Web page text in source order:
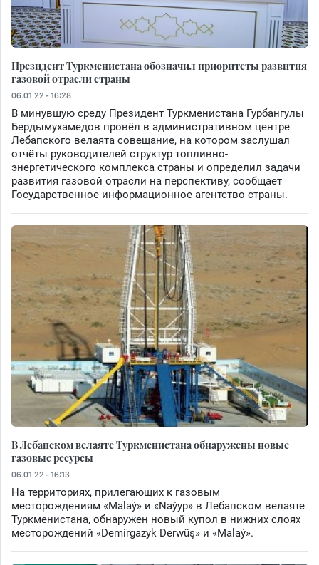
Президент Туркменистана обозначил приоритеты развития
газовой отрасли страны
06.01.22 - 16:28
В минувшую среду Президент Туркменистана Гурбангулы
Бердымухамедов провёл в административном центре
Лебапского велаята совещание, на котором заслушал
отчёты руководителей структур топливно-
энергетического комплекса страны и определил задачи
развития газовой отрасли на перспективу, сообщает
Государственное информационное агентство страны.
В Лебапском велаяте Туркменистана обнаружены новые
газовые ресурсы
06.01.22 - 16:13
На территориях, прилегающих к газовым
месторождениям «Malaý» и «Naýyp» в Лебапском велаяте
Туркменистана, обнаружен новый купол в нижних слоях
месторождений «Demirgazyk Derwüş» и «Malaý».